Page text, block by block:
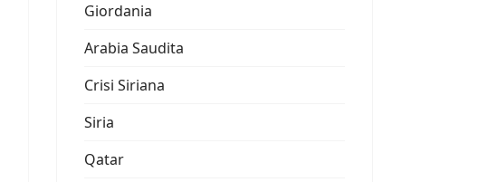
Giordania
Arabia Saudita
Crisi Siriana
Siria
Qatar